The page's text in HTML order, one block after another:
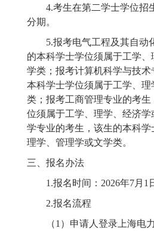
4.考生在第二学士学位招
分期。
5.报考电气工程及其自动
的本科学士学位须属于工学
学类；报考计算机科学与技
本科学士学位须属于工学、
类；报考工商管理专业的考
位须属于工学、理学、经济
学专业的考生，该生的本科学
理学、管理学或文学类。
三、报名办法
1 .报名时间： 2026年7月 1
2.报名流程
（1）申请人登录上海电